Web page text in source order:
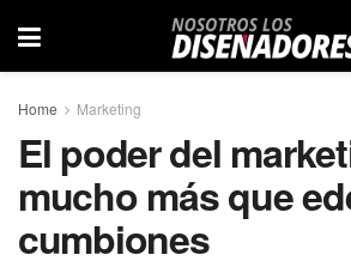
Home Marketing
El poder del
mucho más que
cumbiones